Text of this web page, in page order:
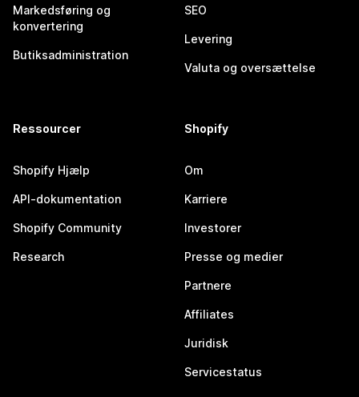
Markedsføring og
konvertering
Butiksadministration
SEO
Levering
Valuta og oversættelse
Ressourcer
Shopify Hjælp
API-dokumentation
Shopify Community
Research
Shopify
Om
Karriere
Investorer
Presse og medier
Partnere
Affiliates
Juridisk
Servicestatus